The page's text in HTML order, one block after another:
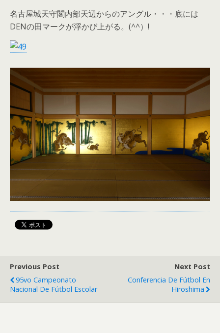
名古屋城天守閣内部天辺からのアングル・・・底には
DENの田マークが浮かび上がる。(^^）!
Previous Post
95vo Campeonato
Nacional De Fútbol Escolar
Next Post
Conferencia De Fútbol En
Hiroshima